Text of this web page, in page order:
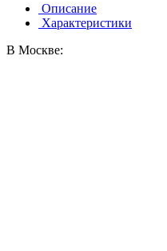
Описание
Характеристики
В Москве: